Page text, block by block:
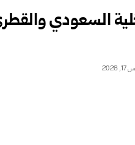
السعودي
2026